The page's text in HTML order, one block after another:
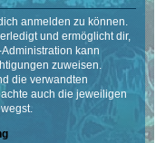
anmelden zu können.
und ermöglicht dir,
kann
zuweisen.
die verwandten
auch die jeweiligen